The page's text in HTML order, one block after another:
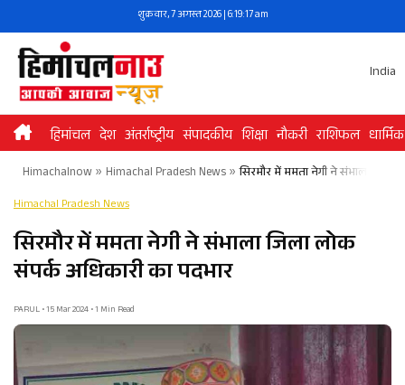
to
content
शुक्रवार, 7 अगस्त 2026 | 6:19:17 am
India
हिमांचल देश अंतर्राष्ट्रीय संपादकीय शिक्षा नौकरी राशिफल धार्मिक
Himachalnow» Himachal Pradesh News» सिरमौर में ममता नेगी ने संभाला जिला
Himachal Pradesh News
सिरमौर में ममता नेगी ने संभाला जिला लोक
संपर्क अधिकारी का पदभार
PARUL • 15 Mar 2024 • 1 Min Read